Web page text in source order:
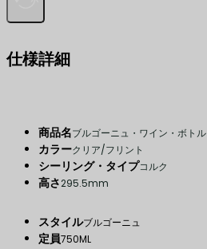
仕様詳細
商品名ブルゴーニュ・ワイン・ボトル
カラークリア/フリント
シーリング・タイプコルク
高さ295.5mm
スタイルブルゴーニュ
定員750ML